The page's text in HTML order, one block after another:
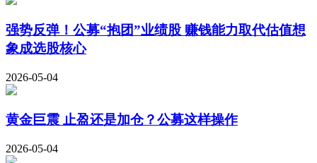
强势反弹！公募“抱团”业绩股 赚钱能力取代估值想
象成选股核心
2026-05-04
黄金巨震 止盈还是加仓？公募这样操作
2026-05-04